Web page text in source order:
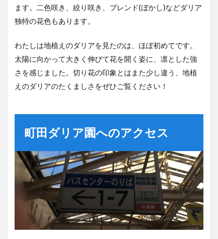
ます。二色咲き、絞り咲き、ブレンド(ぼかし)などダリア
独特の花色もあります。
わたしは地植えのダリアを見たのは、ほぼ初めてです。
太陽に向かって大きく伸びて花を開く姿に、凛とした強
さを感じました。切り花の印象とはまた少し違う、地植
えのダリアのたくましさをぜひご覧ください！
町田ダリア園へのアクセス